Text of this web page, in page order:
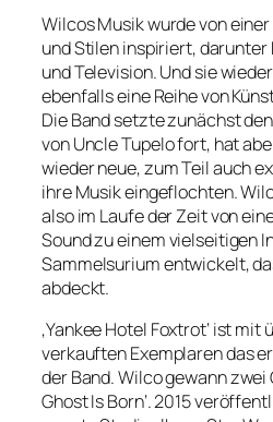
Wilcos Musik wurde von
und Stilen inspiriert, darunter
und Television. Und sie
ebenfalls eine Reihe von
Die Band setzte zunächst
von Uncle Tupelo fort, hat
wieder neue, zum Teil auch
ihre Musik eingeflochten.
also im Laufe der Zeit von
Sound zu einem vielseitigen
Sammelsurium entwickelt,
abdeckt.
‚Yankee Hotel Foxtrot‘ ist mit
verkauften Exemplaren das
der Band. Wilco gewann zwei
Ghost Is Born‘. 2015